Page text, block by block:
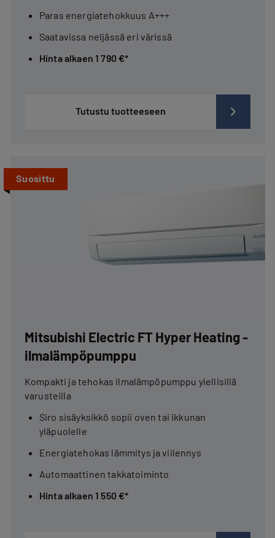
Paras energiatehokkuus A+++
Saatavissa neljässä eri värissä
Hinta alkaen 1 790 €*
Tutustu tuotteeseen
Suosittu
Mitsubishi Electric FT Hyper Heating -
ilmalämpöpumppu
Kompakti ja tehokas ilmalämpöpumppu ylellisillä
varusteilla
Siro sisäyksikkö sopii oven tai ikkunan
yläpuolelle
Energiatehokas lämmitys ja viilennys
Automaattinen takkatoiminto
Hinta alkaen 1 550 €*